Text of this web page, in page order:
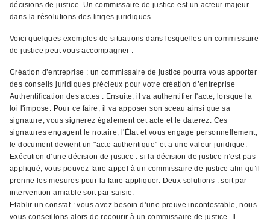
décisions de justice. Un commissaire de justice est un acteur majeur
dans la résolutions des litiges juridiques.
Voici quelques exemples de situations dans lesquelles un commissaire
de justice peut vous accompagner :
Création d’entreprise : un commissaire de justice pourra vous apporter
des conseils juridiques précieux pour votre création d’entreprise
Authentification des actes : Ensuite, il va authentifier l'acte, lorsque la
loi l'impose. Pour ce faire, il va apposer son sceau ainsi que sa
signature, vous signerez également cet acte et le daterez. Ces
signatures engagent le notaire, l'État et vous engage personnellement,
le document devient un "acte authentique" et a une valeur juridique.
Exécution d’une décision de justice : si la décision de justice n’est pas
appliqué, vous pouvez faire appel à un commissaire de justice afin qu’il
prenne les mesures pour la faire appliquer. Deux solutions : soit par
intervention amiable soit par saisie.
Etablir un constat : vous avez besoin d’une preuve incontestable, nous
vous conseillons alors de recourir à un commissaire de justice. Il